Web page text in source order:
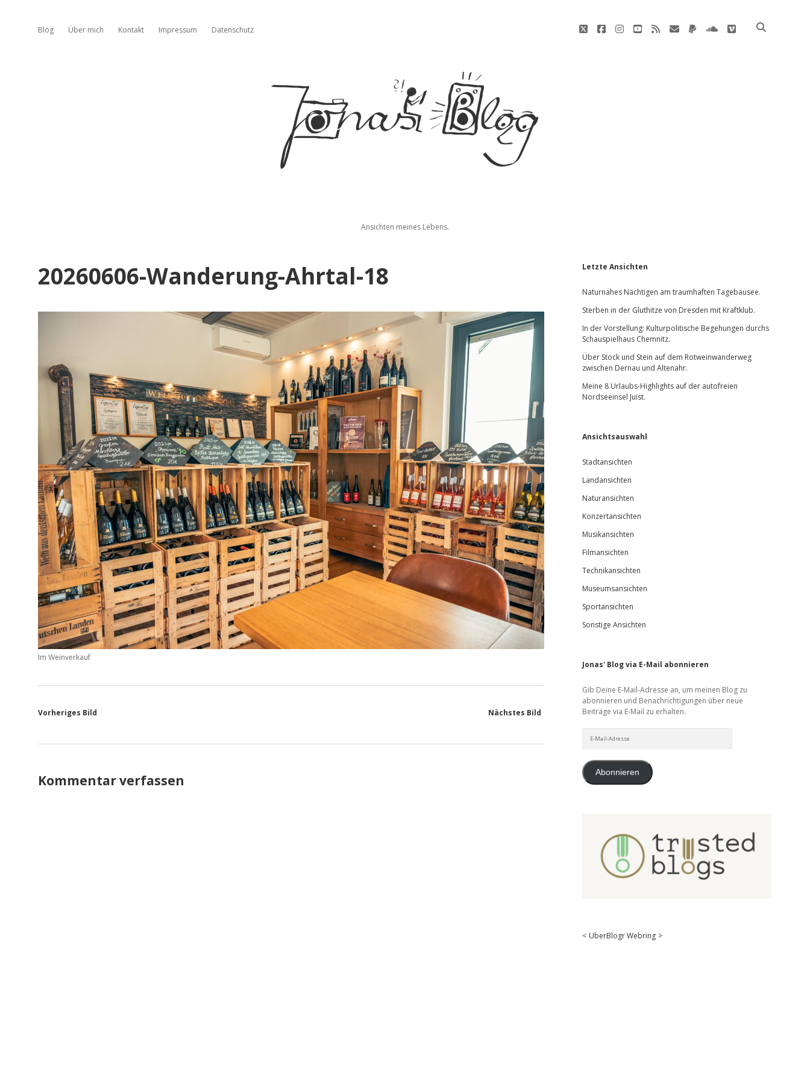
Blog Über mich Kontakt Impressum Datenschutz twitterfacebookinstagram
youtube
rss E-
paypalsoundcloud
vimeo
Jonas'
Blog
Ansichten meines Lebens.
20260606-Wanderung-Ahrtal-18
Im Weinverkauf
Vorheriges Bild Nächstes Bild
Kommentar verfassen
Sidebar
Letzte Ansichten
Naturnahes Nächtigen am traumhaften Tagebausee.
Sterben in der Gluthitze von Dresden mit Kraftklub.
In der Vorstellung: Kulturpolitische Begehungen durchs
Schauspielhaus Chemnitz.
Über Stock und Stein auf dem Rotweinwanderweg
zwischen Dernau und Altenahr.
Meine 8 Urlaubs-Highlights auf der autofreien
Nordseeinsel Juist.
Ansichtsauswahl
Stadtansichten
Landansichten
Naturansichten
Konzertansichten
Musikansichten
Filmansichten
Technikansichten
Museumsansichten
Sportansichten
Sonstige Ansichten
Jonas' Blog via E-Mail abonnieren
Gib Deine E-Mail-Adresse an, um meinen Blog zu
abonnieren und Benachrichtigungen über neue
Beiträge via E-Mail zu erhalten.
Mail-
Abonnieren
< UberBlogr Webring >